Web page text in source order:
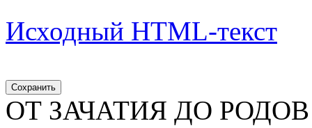
Исходный HTML-текст
ОТ ЗАЧАТИЯ ДО РОДОВ